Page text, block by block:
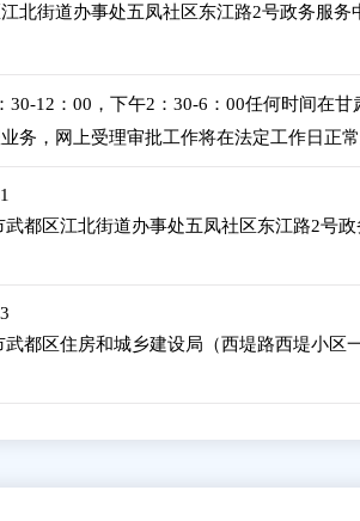
北街道办事处五凤社区东江路2号政务服务
30-12：00，下午2：30-6：00任何时间在
务，网上受理审批工作将在法定工作日正
都区江北街道办事处五凤社区东江路2号
都区住房和城乡建设局（西堤路西堤小区